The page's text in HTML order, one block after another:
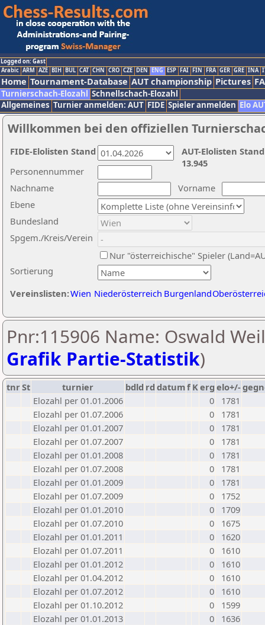
Logged on: Gast
Arabic ARM AZE BIH BUL CAT CHN CRO CZE DEN ENG ESP FAI FIN FRA GER GRE INA
Home Tournament-Database AUT championship Pictures
Turnierschach-Elozahl Schnellschach-Elozahl
Allgemeines Turnier anmelden: AUT FIDE Spieler anmelden Elo
Willkommen bei den offiziellen
Nachname
Vorname
Ebene
Sortierung
Personennummer
Bundesland
Spgem./Kreis/Verein
Nur "österreichische" Spieler
Vereinslisten:Wien Niederösterreich Burgenland
AUT-Elolisten
13.945
FIDE-Elolisten Stand
Pnr:115906 Name: Oswald
Grafik Partie-Statistik)
tnrSt turnier bdld rd datumf Kerg elo+/-
Elozahl per 01.01.2006
0
1781
Elozahl per 01.07.2006
0
1781
Elozahl per 01.01.2007
0
1781
Elozahl per 01.07.2007
0
1781
Elozahl per 01.01.2008
0
1781
Elozahl per 01.07.2008
0
1781
Elozahl per 01.01.2009
0
1781
Elozahl per 01.07.2009
0
1752
Elozahl per 01.01.2010
0
1709
Elozahl per 01.07.2010
0
1675
Elozahl per 01.01.2011
0
1620
Elozahl per 01.07.2011
0
1610
Elozahl per 01.01.2012
0
1610
Elozahl per 01.04.2012
0
1610
Elozahl per 01.07.2012
0
1610
Elozahl per 01.10.2012
0
1599
Elozahl per 01.01.2013
0
1636